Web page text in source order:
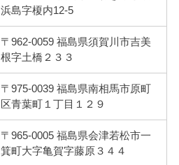
浜島字榎内12-5
〒962-0059 福島県須賀川市吉美
根字土橋２３３
〒975-0039 福島県南相馬市原町
区青葉町１丁目１２９
〒965-0005 福島県会津若松市一
箕町大字亀賀字藤原３４４